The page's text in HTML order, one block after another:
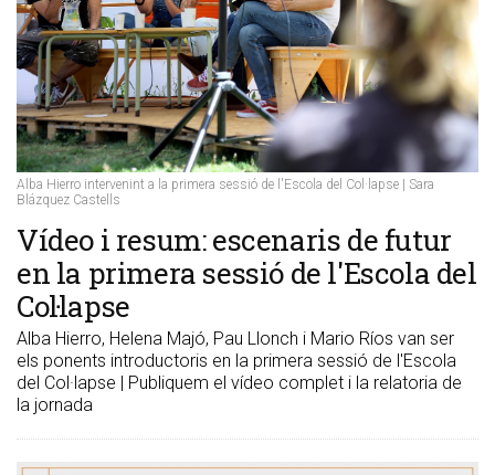
Alba Hierro intervenint a la primera sessió de l'Escola del Col·lapse | Sara
Blázquez Castells
Vídeo i resum: escenaris de futur
en la primera sessió de l'Escola del
Col·lapse
Alba Hierro, Helena Majó, Pau Llonch i Mario Ríos van ser
els ponents introductoris en la primera sessió de l'Escola
del Col·lapse | Publiquem el vídeo complet i la relatoria de
la jornada